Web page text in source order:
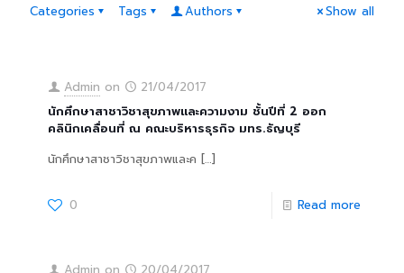
Categories Tags Authors Show all
Admin on
21/04/2017
นักศึกษาสาชาวิชาสุขภาพและความงาม ชั้นปีที่ 2 ออก
คลินิกเคลื่อนที่ ณ คณะบริหารธุรกิจ มทร.ธัญบุรี
นักศึกษาสาชาวิชาสุขภาพและค […]
0 Read more